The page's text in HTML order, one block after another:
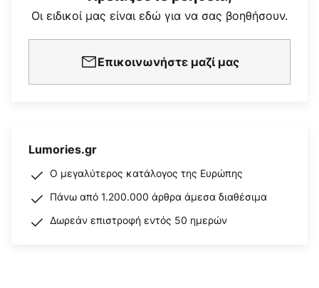
Οι ειδικοί μας είναι εδώ για να σας βοηθήσουν.
Επικοινωνήστε μαζί μας
Lumories.gr
Ο μεγαλύτερος κατάλογος της Ευρώπης
Πάνω από 1.200.000 άρθρα άμεσα διαθέσιμα
Δωρεάν επιστροφή εντός 50 ημερών